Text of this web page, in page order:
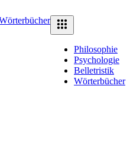
Philosophie
Psychologie
Belletristik
Wörterbücher